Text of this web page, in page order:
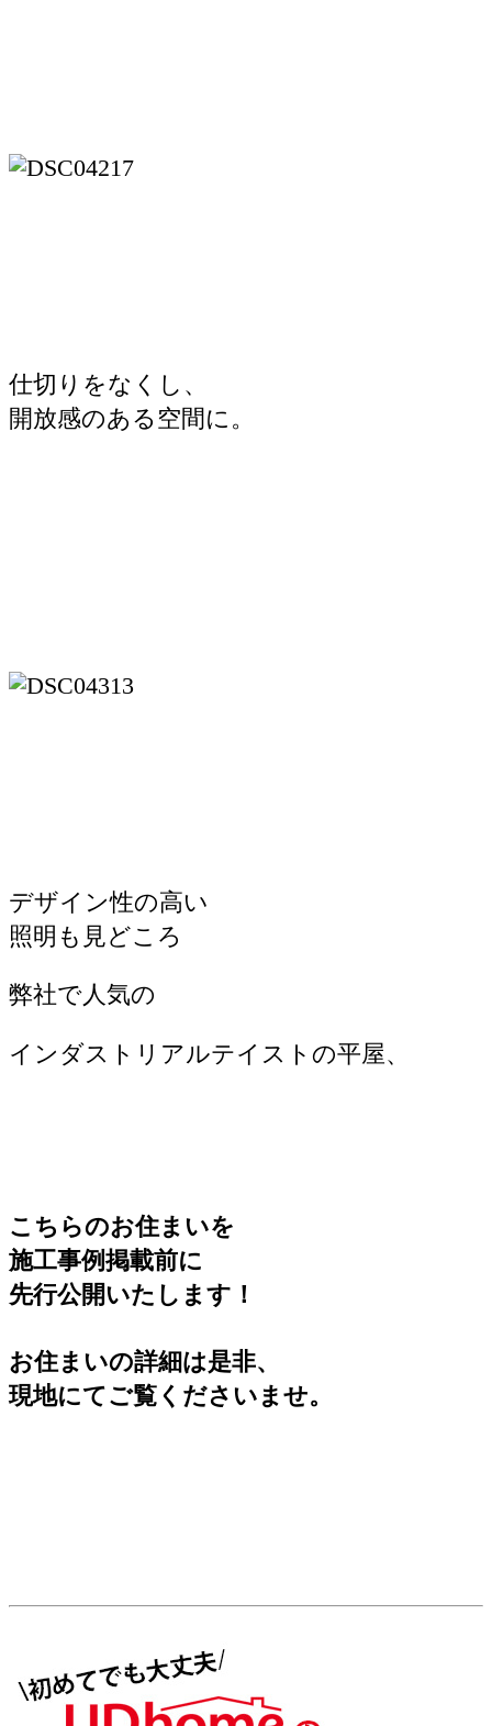
仕切りをなくし、
開放感のある空間に。
デザイン性の高い
照明も見どころ
弊社で人気の
インダストリアルテイストの平屋、
こちらのお住まいを
施工事例掲載前に
先行公開いたします！
お住まいの詳細は是非、
現地にてご覧くださいませ。